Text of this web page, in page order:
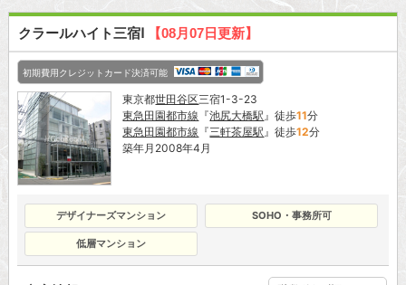
クラールハイト三宿Ⅰ 【08月07日更新】
初期費用クレジットカード決済可能
東京都世田谷区三宿1-3-23
東急田園都市線 『池尻大橋駅 』徒歩11分
東急田園都市線 『三軒茶屋駅 』徒歩12分
築年月2008年4月
デザイナーズマンション SOHO・事務所可
低層マンション